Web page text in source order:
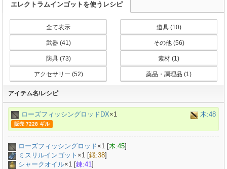
エレクトラムインゴットを使うレシピ
全て表示 道具 (10)
武器 (41) その他 (56)
防具 (73) 素材 (1)
アクセサリー (52) 薬品・調理品 (1)
アイテム名/レシピ
ローズフィッシングロッドDX×1 木:48
販売 7228 ギル
ローズフィッシングロッド×1 [木:45]
ミスリルインゴット ×1 [鍛:38]
シャークオイル×1 [錬:41]